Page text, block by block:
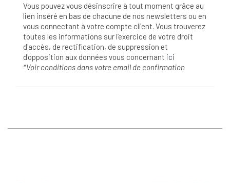
Vous pouvez vous désinscrire à tout moment grâce au
lien inséré en bas de chacune de nos newsletters ou en
vous connectant à votre compte client. Vous trouverez
toutes les informations sur l’exercice de votre droit
d'accès, de rectification, de suppression et
d'opposition aux données vous concernant ici
*Voir conditions dans votre email de confirmation